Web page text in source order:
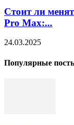
Стоит ли
Pro Max:...
24.03.2025
Популярные